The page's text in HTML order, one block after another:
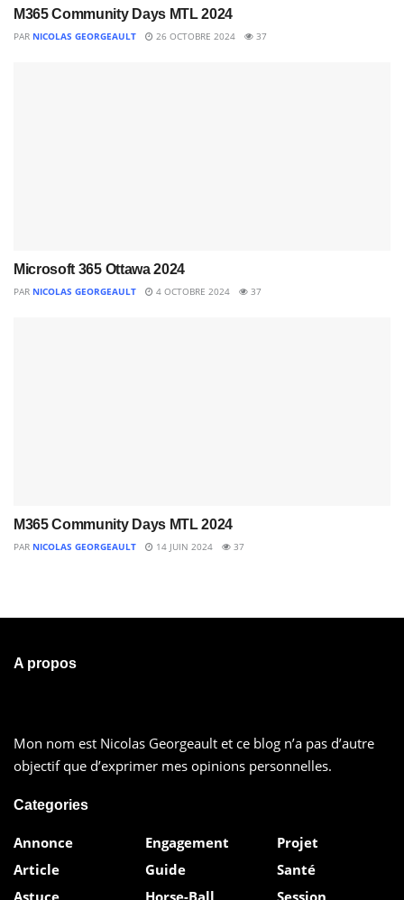
M365 Community Days MTL 2024
PAR NICOLAS GEORGEAULT 26 OCTOBRE 2024 37
Microsoft 365 Ottawa 2024
PAR NICOLAS GEORGEAULT 4 OCTOBRE 2024 37
M365 Community Days MTL 2024
PAR NICOLAS GEORGEAULT 14 JUIN 2024 37
A propos
Mon nom est Nicolas Georgeault et ce blog n’a pas d’autre
objectif que d’exprimer mes opinions personnelles.
Categories
Annonce
Article
Astuce
Engagement
Guide
Horse-Ball
Projet
Santé
Session